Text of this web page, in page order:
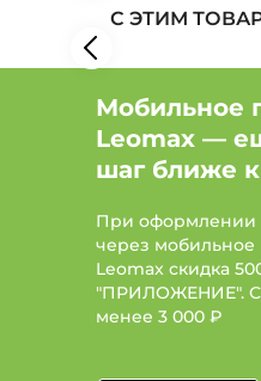
Женская одежда: Бренд
С ЭТИМ
Мобильное
Leomax —
шаг ближе
При оформлении
через
Leomax скидка
"ПРИЛОЖЕНИЕ".
менее 3 000 ₽